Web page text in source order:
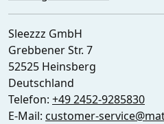
Sleezzz GmbH
Grebbener Str. 7
52525 Heinsberg
Deutschland
Telefon: +49 2452-9285830
E-Mail: customer-